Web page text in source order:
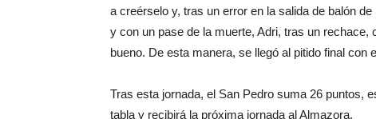
a creérselo y, tras un error en la salida de balón
y con un pase de la muerte, Adri, tras un
bueno. De esta manera, se llegó al pitido final con
Tras esta jornada, el San Pedro suma 26 puntos,
tabla y recibirá la próxima jornada al Almazora.